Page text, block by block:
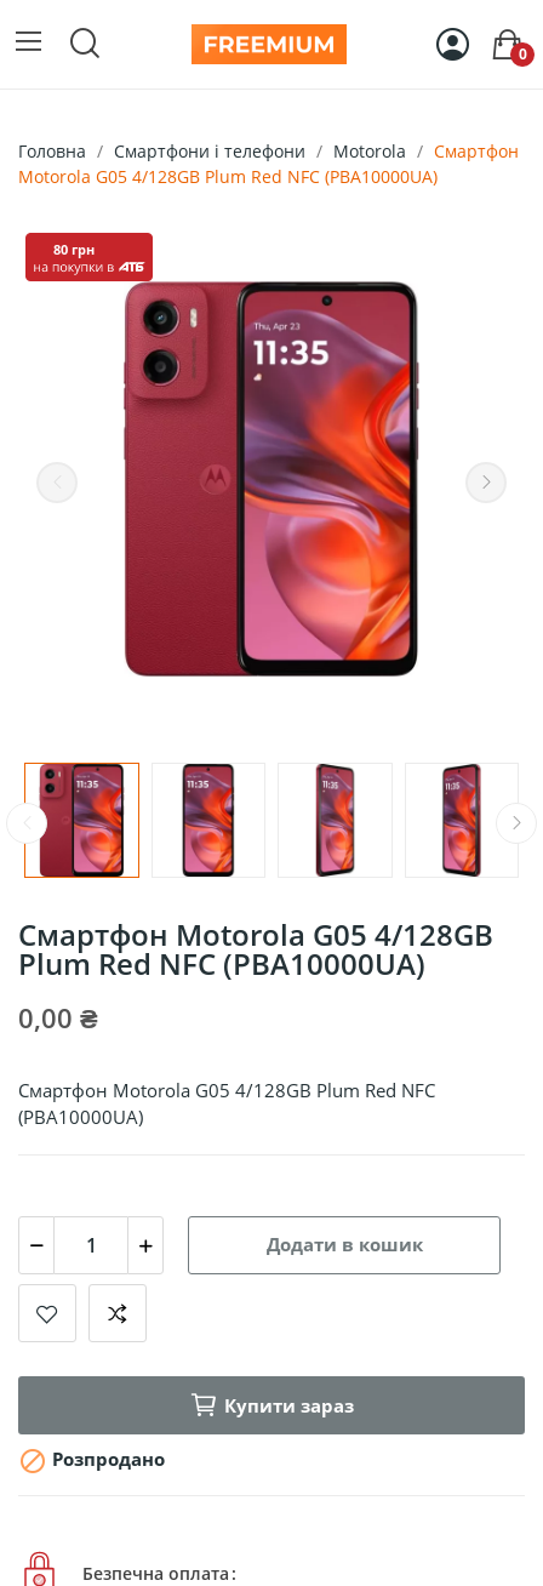
0
Головна Смартфони і телефони Motorola
Смартфон
Motorola G05 4/128GB Plum Red NFC (PBA10000UA)
80 грн
Смартфон Motorola G05 4/128GB
Plum Red NFC (PBA10000UA)
0,00 ₴
Смартфон Motorola G05 4/128GB Plum Red NFC
(PBA10000UA)
Додати в кошик
Купити зараз
 Розпродано
Безпечна оплата